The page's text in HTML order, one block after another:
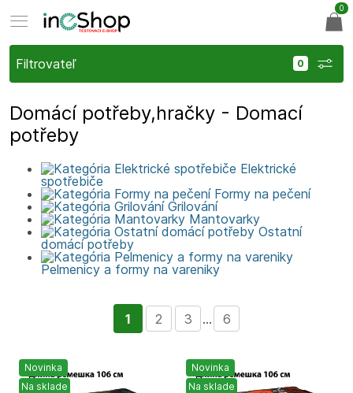
Filtrovateľ
Domácí potřeby,hračky - Domací
potřeby
Elektrické
spotřebiče
Formy na pečení
Grilování
Mantovarky
Ostatní
domácí potřeby
Pelmenicy a formy na vareniky
1 2 3 ... 6
Novinka
Na sklade
Novinka
Na sklade
0